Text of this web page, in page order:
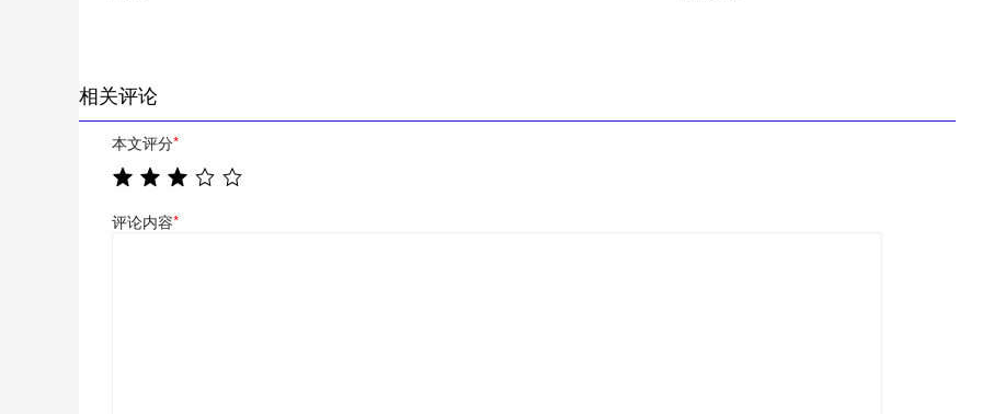
相关评论
本文评分*
评论内容*